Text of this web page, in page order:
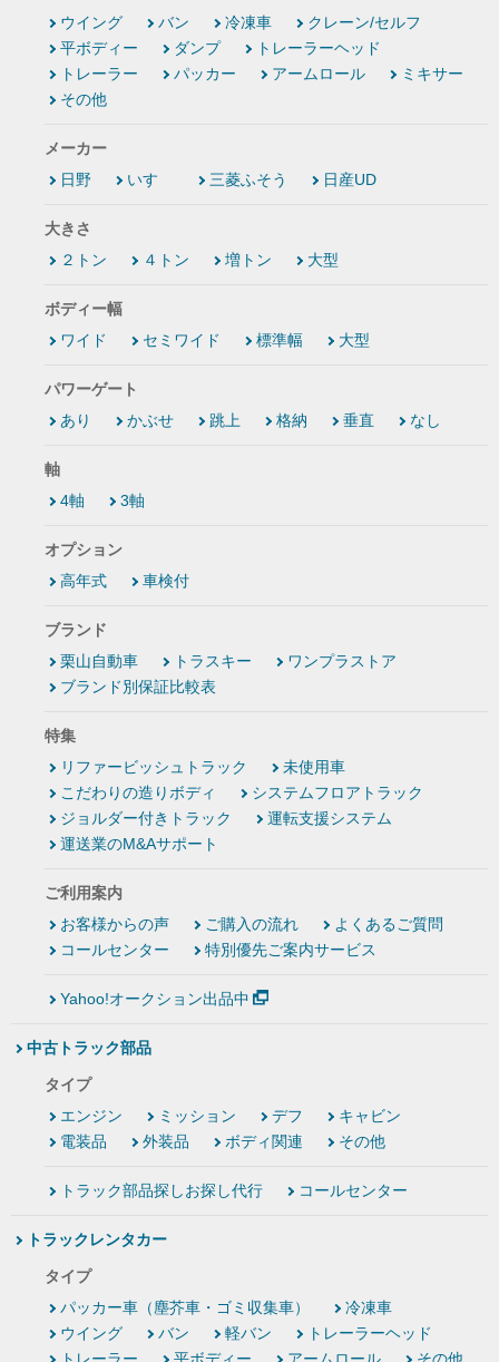
ウイング
バン 冷凍車
クレーン/セルフ
平ボディー
ダンプ
トレーラーヘッド
トレーラー
パッカー アームロール
ミキサー
その他
メーカー
日野
いすゞ 三菱ふそう 日産UD
大きさ
２トン
４トン 増トン 大型
ボディー幅
ワイド
セミワイド 標準幅 大型
パワーゲート
あり
かぶせ 跳上 格納 垂直 なし
軸
4軸
3軸
オプション
高年式
車検付
ブランド
栗山自動車
トラスキー
ワンプラストア
ブランド別保証比較表
特集
リファービッシュトラック
未使用車
こだわりの造りボディ
システムフロアトラック
ジョルダー付きトラック
運転支援システム
運送業のM&Aサポート
ご利用案内
お客様からの声
ご購入の流れ
よくあるご質問
コールセンター
特別優先ご案内サービス
Yahoo!オークション出品中
中古トラック部品
タイプ
エンジン
ミッション デフ
キャビン
電装品
外装品 ボディ関連 その他
トラック部品探しお探し代行 コールセンター
トラックレンタカー
タイプ
パッカー車（塵芥車・ゴミ収集車）
冷凍車
ウイング
バン 軽バン
トレーラーヘッド